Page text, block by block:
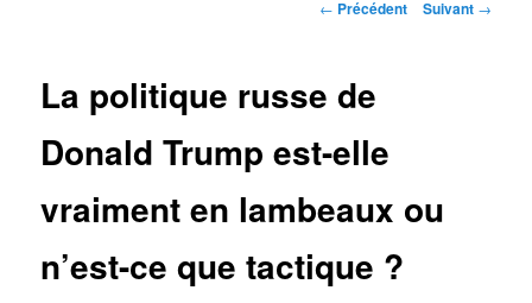
Navigation
← Précédent Suivant →
La politique russe de
Donald Trump est-elle
vraiment en lambeaux ou
n’est-ce que tactique ?